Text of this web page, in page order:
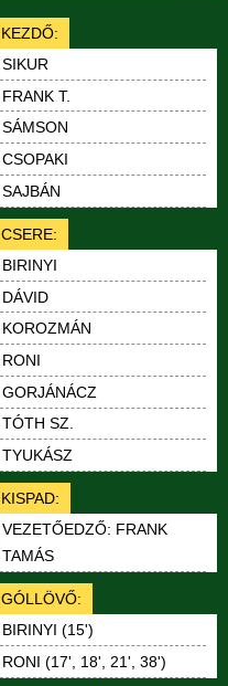
KEZDŐ:
SIKUR
FRANK T.
SÁMSON
CSOPAKI
SAJBÁN
CSERE:
BIRINYI
DÁVID
KOROZMÁN
RONI
GORJÁNÁCZ
TÓTH SZ.
TYUKÁSZ
KISPAD:
VEZETŐEDZŐ: FRANK
TAMÁS
GÓLLÖVŐ:
BIRINYI (15')
RONI (17', 18', 21', 38')